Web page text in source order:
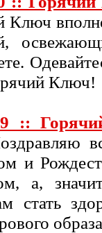
Ключ
Ключ!
::
и
а,
стать